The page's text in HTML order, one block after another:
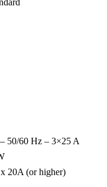
50/60 Hz – 3×25 A
20A (or higher)